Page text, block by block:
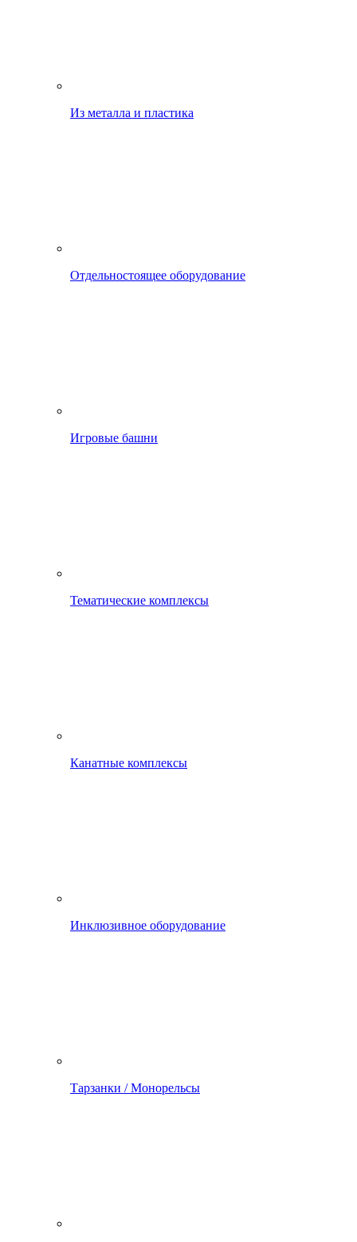
Из металла и пластика
Отдельностоящее оборудование
Игровые башни
Тематические комплексы
Канатные комплексы
Инклюзивное оборудование
Тарзанки / Монорельсы